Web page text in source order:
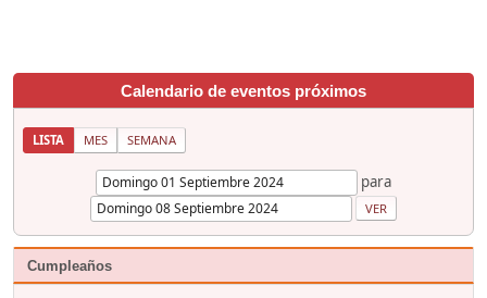
Calendario de eventos próximos
LISTA MES SEMANA
para
Cumpleaños